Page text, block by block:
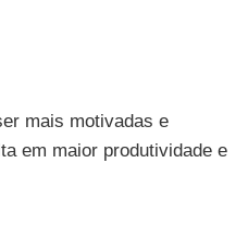
mais motivadas e
em maior produtividade e